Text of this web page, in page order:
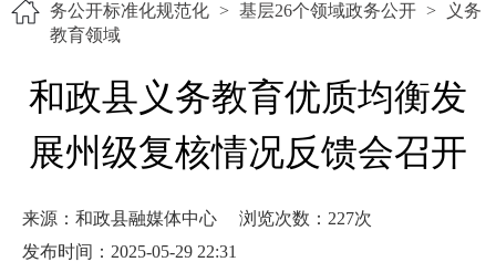
务公开标准化规范化 > 基层26个领域政务公开 >
义务
教育领域
和政县义务教育优质均衡发
展州级复核情况反馈会召开
来源：和政县融媒体中心 浏览次数： 227次
发布时间：2025-05-29 22:31